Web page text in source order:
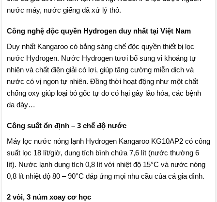
nước máy, nước giếng đã xử lý thô.
Công nghệ độc quyền Hydrogen duy nhất tại Việt Nam
Duy nhất Kangaroo có bằng sáng chế độc quyền thiết bị lọc
nước Hydrogen. Nước Hydrogen tươi bổ sung vi khoáng tự
nhiên và chất điện giải có lợi, giúp tăng cường miễn dịch và
nước có vị ngon tự nhiên. Đồng thời hoạt động như một chất
chống oxy giúp loại bỏ gốc tự do có hại gây lão hóa, các bệnh
dạ dày…
Công suất ổn định – 3 chế độ nước
Máy lọc nước nóng lạnh Hydrogen Kangaroo KG10AP2 có công
suất lọc 18 lít/giờ, dung tích bình chứa 7,6 lít (nước thường 6
lít). Nước lạnh dung tích 0,8 lít với nhiệt độ 15°C và nước nóng
0,8 lít nhiệt độ 80 – 90°C đáp ứng mọi nhu cầu của cả gia đình.
2 vòi, 3 núm xoay cơ học